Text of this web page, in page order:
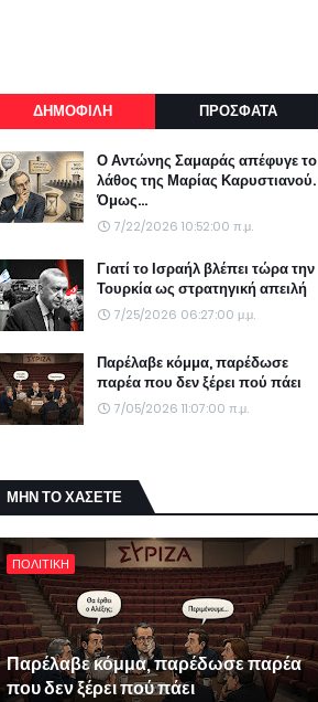
ΔΗΜΟΦΙΛΗ ΠΡΟΣΦΑΤΑ
Ο Αντώνης Σαμαράς απέφυγε το
λάθος της Μαρίας Καρυστιανού.
Όμως...
7/22/2026 10:52:00 π.μ.
Γιατί το Ισραήλ βλέπει τώρα την
Τουρκία ως στρατηγική απειλή
7/25/2026 06:27:00 μ.μ.
Παρέλαβε κόμμα, παρέδωσε
παρέα που δεν ξέρει πού πάει
7/05/2026 11:07:00 π.μ.
ΜΗΝ ΤΟ ΧΑΣΕΤΕ
ΠΟΛΙΤΙΚΗ
Παρέλαβε κόμμα, παρέδωσε παρέα
που δεν ξέρει πού πάει